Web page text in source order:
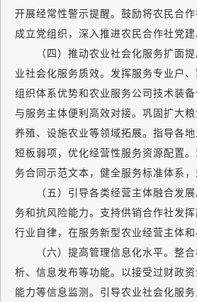
开展经常性警示提醒。鼓励将农民合
成立党组织，深入推进农民合作社党
（四）推动农业社会化服务扩面提
业社会化服务质效。发挥服务专业户
组织体系优势和农业服务公司技术装
与服务主体便利高效对接。巩固扩大
养殖、设施农业等领域拓展。指导各
短板弱项，优化经营性服务资源配置
务合同示范文本，健全服务标准体系，
（五）引导各类经营主体融合发展
务和抗风险能力。支持供销合作社发
行业自律，在服务新型农业经营主体
（六）提高管理信息化水平。整合
析、信息发布等功能。以接受过财政
能力等信息监测。引导农业社会化服